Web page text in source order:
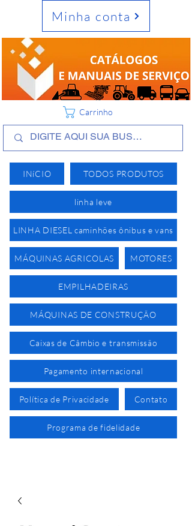
INíCIO TODOS PRODUTOS
linha leve
LINHA DIESEL caminhões ônibus e vans
MÁQUINAS AGRICOLAS MOTORES
EMPILHADEIRAS
MÁQUINAS DE CONSTRUÇÃO
Caixas de Câmbio e transmissão
Pagamento internacional
Política de Privacidade Contato
Programa de fidelidade
Minha conta
Carrinho